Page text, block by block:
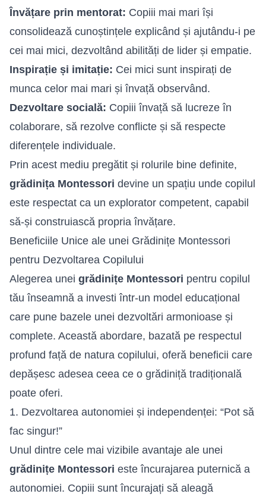
Învățare prin mentorat: Copiii mai mari își
consolidează cunoștințele explicând și ajutându-i pe
cei mai mici, dezvoltând abilități de lider și empatie.
Inspirație și imitație: Cei mici sunt inspirați de
munca celor mai mari și învață observând.
Dezvoltare socială: Copiii învață să lucreze în
colaborare, să rezolve conflicte și să respecte
diferențele individuale.
Prin acest mediu pregătit și rolurile bine definite,
grădinița Montessori devine un spațiu unde copilul
este respectat ca un explorator competent, capabil
să-și construiască propria învățare.
Beneficiile Unice ale unei Grădinițe Montessori
pentru Dezvoltarea Copilului
Alegerea unei grădinițe Montessori pentru copilul
tău înseamnă a investi într-un model educațional
care pune bazele unei dezvoltări armonioase și
complete. Această abordare, bazată pe respectul
profund față de natura copilului, oferă beneficii care
depășesc adesea ceea ce o grădiniță tradițională
poate oferi.
1. Dezvoltarea autonomiei și independenței: “Pot să
fac singur!”
Unul dintre cele mai vizibile avantaje ale unei
grădinițe Montessori este încurajarea puternică a
autonomiei. Copiii sunt încurajați să aleagă